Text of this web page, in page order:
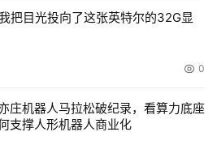
司提供的数据显示，从关键电源
升为80%。下面我们就以一个典型
层节能为企业带来的经济效益。
把目光投向了这张英特尔的32G显
0
庄机器人马拉松破纪录，看算力底座
支撑人形机器人商业化